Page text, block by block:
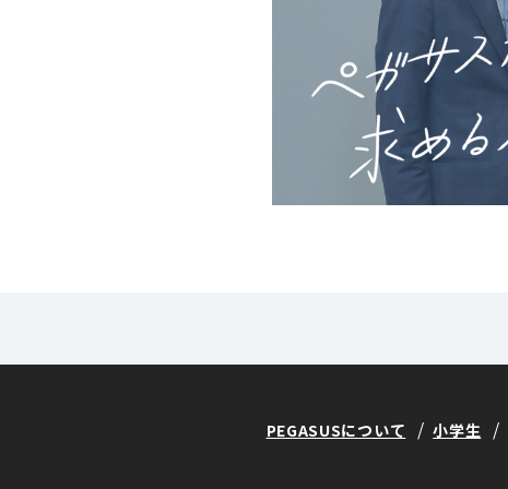
PEGASUSについて 小学生